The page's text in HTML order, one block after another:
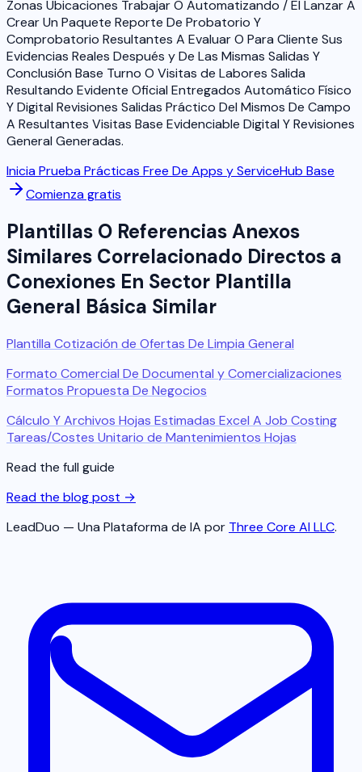
Zonas Ubicaciones Trabajar O Automatizando / El Lanzar A
Crear Un Paquete Reporte De Probatorio Y
Comprobatorio Resultantes A Evaluar O Para Cliente Sus
Evidencias Reales Después y De Las Mismas Salidas Y
Conclusión Base Turno O Visitas de Labores Salida
Resultando Evidente Oficial Entregados Automático Físico
Y Digital Revisiones Salidas Práctico Del Mismos De Campo
A Resultantes Visitas Base Evidenciable Digital Y Revisiones
General Generadas.
Inicia Prueba Prácticas Free De Apps y ServiceHub Base
Comienza gratis
Plantillas O Referencias Anexos
Similares Correlacionado Directos a
Conexiones En Sector Plantilla
General Básica Similar
Plantilla Cotización de Ofertas De Limpia General
Formato Comercial De Documental y Comercializaciones
Formatos Propuesta De Negocios
Cálculo Y Archivos Hojas Estimadas Excel A Job Costing
Tareas/Costes Unitario de Mantenimientos Hojas
Read the full guide
Read the blog post →
LeadDuo — Una Plataforma de IA por Three Core AI LLC.